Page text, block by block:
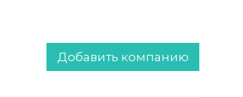
Добавить компанию